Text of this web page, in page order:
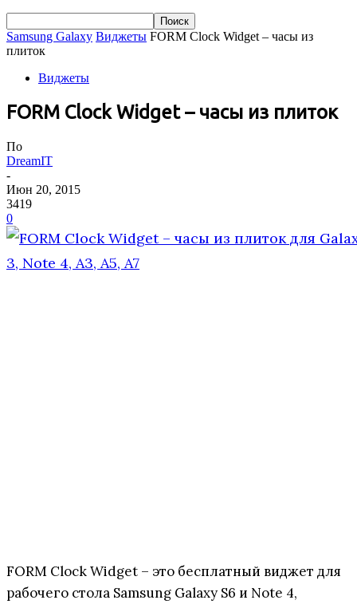
Samsung Galaxy Виджеты FORM Clock Widget – часы из
плиток
Виджеты
FORM Clock Widget – часы из плиток
По
DreamIT
-
Июн 20, 2015
3419
0
FORM Clock Widget – это бесплатный виджет для
рабочего стола Samsung Galaxy S6 и Note 4,